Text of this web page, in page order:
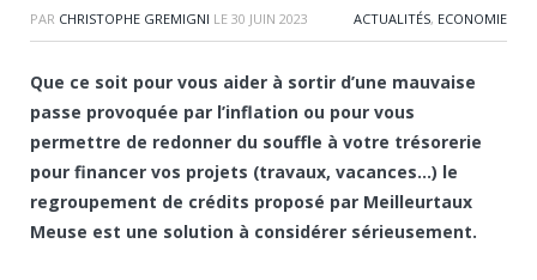
PAR CHRISTOPHE GREMIGNI LE 30 JUIN 2023 ACTUALITÉS, ECONOMIE
Que ce soit pour vous aider à sortir d’une mauvaise
passe provoquée par l’inflation ou pour vous
permettre de redonner du souffle à votre trésorerie
pour financer vos projets (travaux, vacances…) le
regroupement de crédits proposé par Meilleurtaux
Meuse est une solution à considérer sérieusement.